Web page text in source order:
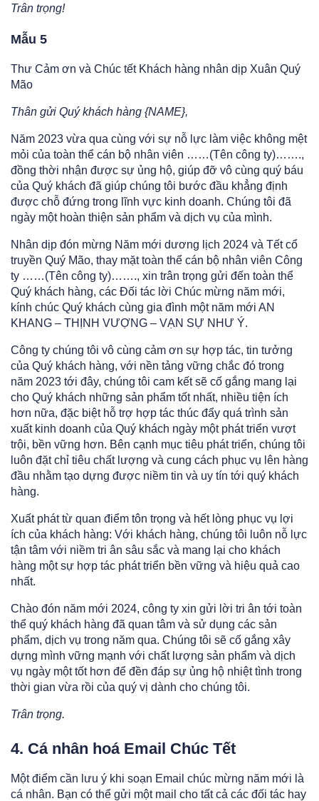
Trân trọng!
Mẫu 5
Thư Cảm ơn và Chúc tết Khách hàng nhân dịp Xuân Quý
Mão
Thân gửi Quý khách hàng {NAME},
Năm 2023 vừa qua cùng với sự nỗ lực làm việc không mệt
mỏi của toàn thể cán bộ nhân viên ……(Tên công ty)…….,
đồng thời nhận được sự ủng hộ, giúp đỡ vô cùng quý báu
của Quý khách đã giúp chúng tôi bước đầu khẳng định
được chỗ đứng trong lĩnh vực kinh doanh. Chúng tôi đã
ngày một hoàn thiện sản phẩm và dịch vụ của mình.
Nhân dịp đón mừng Năm mới dương lịch 2024 và Tết cổ
truyền Quý Mão, thay mặt toàn thể cán bộ nhân viên Công
ty ……(Tên công ty)……., xin trân trọng gửi đến toàn thể
Quý khách hàng, các Đối tác lời Chúc mừng năm mới,
kính chúc Quý khách cùng gia đình một năm mới AN
KHANG – THỊNH VƯỢNG – VẠN SỰ NHƯ Ý.
Công ty chúng tôi vô cùng cảm ơn sự hợp tác, tin tưởng
của Quý khách hàng, với nền tảng vững chắc đó trong
năm 2023 tới đây, chúng tôi cam kết sẽ cố gắng mang lại
cho Quý khách những sản phẩm tốt nhất, nhiều tiện ích
hơn nữa, đặc biệt hỗ trợ hợp tác thúc đẩy quá trình sản
xuất kinh doanh của Quý khách ngày một phát triển vượt
trội, bền vững hơn. Bên cạnh mục tiêu phát triển, chúng tôi
luôn đặt chỉ tiêu chất lượng và cung cách phục vụ lên hàng
đầu nhằm tạo dựng được niềm tin và uy tín tới quý khách
hàng.
Xuất phát từ quan điểm tôn trọng và hết lòng phục vụ lợi
ích của khách hàng: Với khách hàng, chúng tôi luôn nỗ lực
tận tâm với niềm tri ân sâu sắc và mang lại cho khách
hàng một sự hợp tác phát triển bền vững và hiệu quả cao
nhất.
Chào đón năm mới 2024, công ty xin gửi lời tri ân tới toàn
thể quý khách hàng đã quan tâm và sử dụng các sản
phẩm, dịch vụ trong năm qua. Chúng tôi sẽ cố gắng xây
dựng mình vững mạnh với chất lượng sản phẩm và dịch
vụ ngày một tốt hơn để đền đáp sự ủng hộ nhiệt tình trong
thời gian vừa rồi của quý vị dành cho chúng tôi.
Trân trọng.
4. Cá nhân hoá Email Chúc Tết
Một điểm cần lưu ý khi soạn Email chúc mừng năm mới là
cá nhân. Bạn có thể gửi một mail cho tất cả các đối tác hay